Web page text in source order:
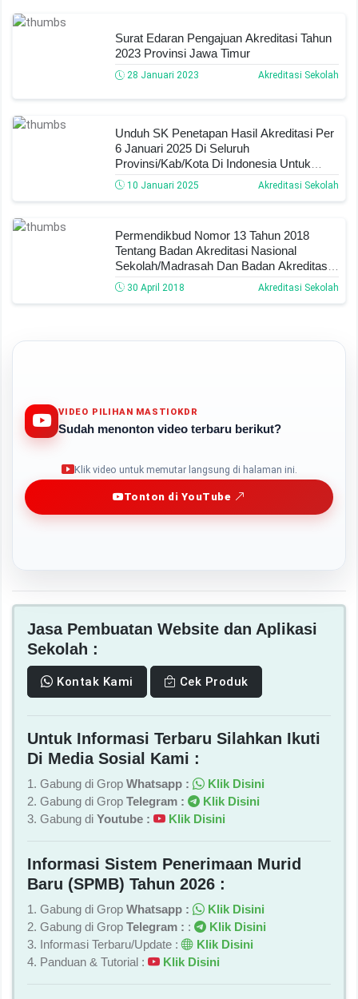
Surat Edaran Pengajuan Akreditasi Tahun
2023 Provinsi Jawa Timur
28 Januari 2023 Akreditasi Sekolah
Unduh SK Penetapan Hasil Akreditasi Per
6 Januari 2025 Di Seluruh
Provinsi/Kab/Kota Di Indonesia Untuk
Semua Jenjang
10 Januari 2025 Akreditasi Sekolah
Permendikbud Nomor 13 Tahun 2018
Tentang Badan Akreditasi Nasional
Sekolah/Madrasah Dan Badan Akreditasi
Nasional Pendidikan Anak Usia Dini Dan
Pendidikan Nonformal
30 April 2018 Akreditasi Sekolah
VIDEO PILIHAN MASTIOKDR
Sudah menonton video terbaru berikut?
Klik video untuk memutar langsung di halaman ini.
Tonton di YouTube
Jasa Pembuatan Website dan Aplikasi
Sekolah :
Kontak Kami Cek Produk
Untuk Informasi Terbaru Silahkan Ikuti
Di Media Sosial Kami :
1. Gabung di Grop Whatsapp :
Klik Disini
2. Gabung di Grop Telegram :
Klik Disini
3. Gabung di Youtube : Klik Disini
Informasi Sistem Penerimaan Murid
Baru (SPMB) Tahun 2026 :
1. Gabung di Grop Whatsapp :
Klik Disini
2. Gabung di Grop Telegram : :
Klik Disini
3. Informasi Terbaru/Update :
Klik Disini
4. Panduan & Tutorial :
Klik Disini